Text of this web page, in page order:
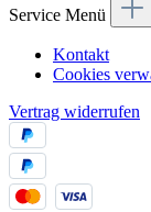
Service Menü
Kontakt
Cookies
Vertrag widerrufen